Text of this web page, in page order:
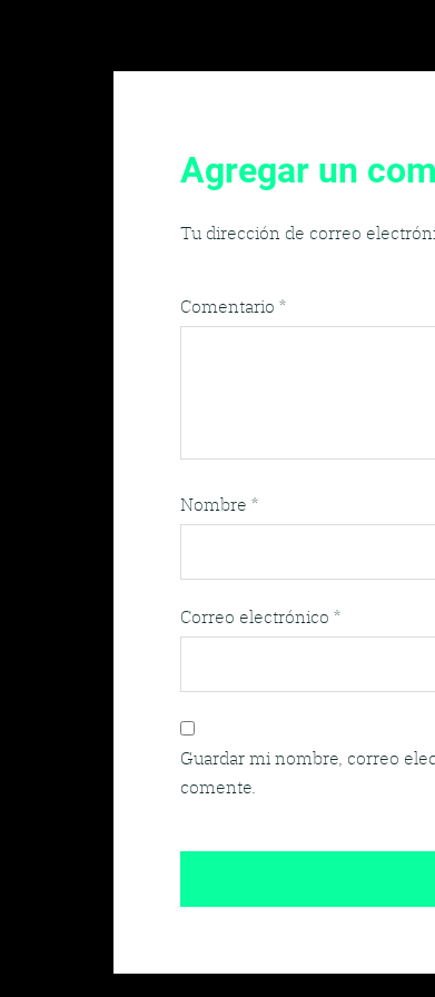
Agregar un
Tu dirección de correo
Comentario *
Nombre *
Correo electrónico *
Guardar mi nombre, correo
comente.